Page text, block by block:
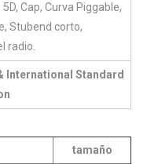
Cap, Curva Piggable,
Stubend corto,
radio.
International Standard
tamaño